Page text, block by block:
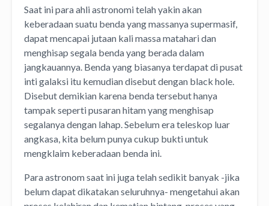
Saat ini para ahli astronomi telah yakin akan
keberadaan suatu benda yang massanya supermasif,
dapat mencapai jutaan kali massa matahari dan
menghisap segala benda yang berada dalam
jangkauannya. Benda yang biasanya terdapat di pusat
inti galaksi itu kemudian disebut dengan black hole.
Disebut demikian karena benda tersebut hanya
tampak seperti pusaran hitam yang menghisap
segalanya dengan lahap. Sebelum era teleskop luar
angkasa, kita belum punya cukup bukti untuk
mengklaim keberadaan benda ini.
Para astronom saat ini juga telah sedikit banyak -jika
belum dapat dikatakan seluruhnya- mengetahui akan